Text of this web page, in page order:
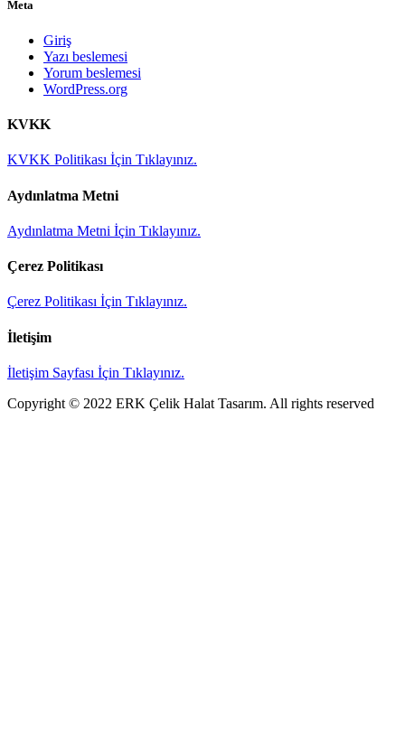
Meta
Giriş
Yazı beslemesi
Yorum beslemesi
WordPress.org
KVKK
KVKK Politikası İçin Tıklayınız.
Aydınlatma Metni
Aydınlatma Metni İçin Tıklayınız.
Çerez Politikası
Çerez Politikası İçin Tıklayınız.
İletişim
İletişim Sayfası İçin Tıklayınız.
Copyright © 2022 ERK Çelik Halat Tasarım. All rights reserved